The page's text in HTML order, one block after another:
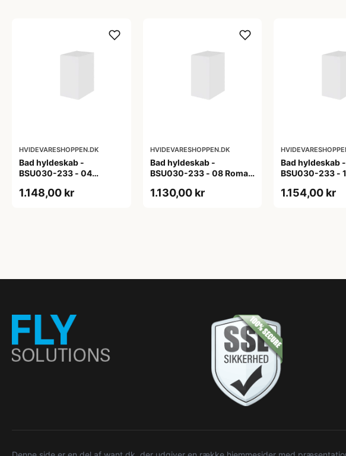
HVIDEVARESHOPPEN.DK
Bad hyldeskab -
BSU030-233 - 04
1.148,00 kr
HVIDEVARESHOPPEN.DK
Bad hyldeskab -
BSU030-233 - 08 Roma -
1.130,00 kr
Bad hyldeskab -
BSU030-233 -
1.154,00 kr